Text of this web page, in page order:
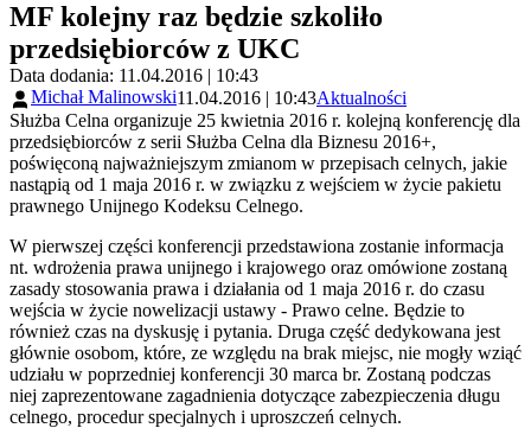
MF kolejny raz będzie szkoliło
przedsiębiorców z UKC
Data dodania: 11.04.2016 | 10:43
Michał Malinowski11.04.2016 | 10:43Aktualności
Służba Celna organizuje 25 kwietnia 2016 r. kolejną konferencję dla
przedsiębiorców z serii Służba Celna dla Biznesu 2016+,
poświęconą najważniejszym zmianom w przepisach celnych, jakie
nastąpią od 1 maja 2016 r. w związku z wejściem w życie pakietu
prawnego Unijnego Kodeksu Celnego.
W pierwszej części konferencji przedstawiona zostanie informacja
nt. wdrożenia prawa unijnego i krajowego oraz omówione zostaną
zasady stosowania prawa i działania od 1 maja 2016 r. do czasu
wejścia w życie nowelizacji ustawy - Prawo celne. Będzie to
również czas na dyskusję i pytania. Druga część dedykowana jest
głównie osobom, które, ze względu na brak miejsc, nie mogły wziąć
udziału w poprzedniej konferencji 30 marca br. Zostaną podczas
niej zaprezentowane zagadnienia dotyczące zabezpieczenia długu
celnego, procedur specjalnych i uproszczeń celnych.